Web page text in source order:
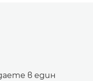
в един